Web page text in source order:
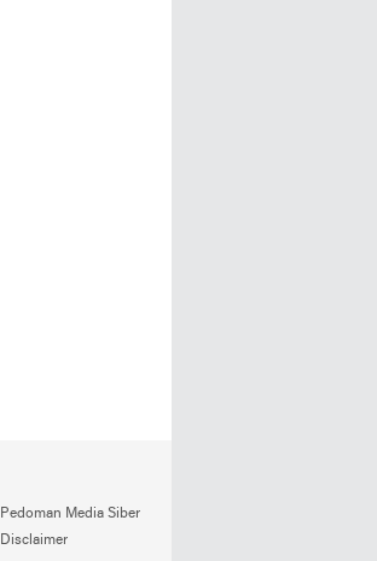
Pedoman Media Siber
Disclaimer